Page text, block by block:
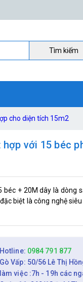
Tìm kiếm
cho diện tích 15m2
với 15 béc
+ 20M dây là dòng
biệt là công nghệ
Hotline: 0984 791 877
Gò Vấp: 50/56 Lê Thị
làm việc :7h - 19h các